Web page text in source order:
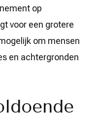
op
voor een grotere
om mensen
en achtergronden